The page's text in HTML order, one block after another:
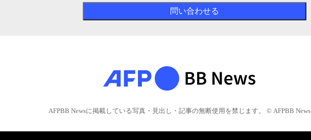
AFPBB Newsに掲載している写真・見出し・記事の無断使用を禁じます。 © AFPBB News